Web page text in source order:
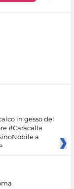
in gesso del
#Caracalla
a